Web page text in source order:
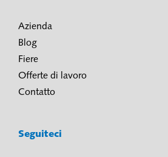
Azienda
Blog
Fiere
Offerte di lavoro
Contatto
Seguiteci